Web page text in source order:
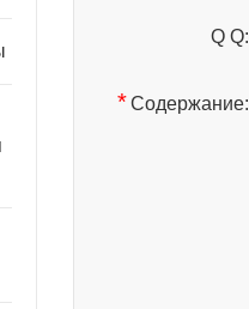
Q Q:
*Содержание: